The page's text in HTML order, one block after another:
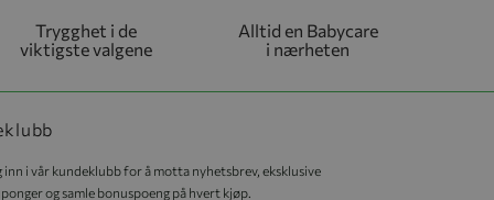
Trygghet i de
viktigste valgene
Alltid en Babycare
i nærheten
inn i vår kundeklubb for å motta nyhetsbrev, eksklusive
og samle bonuspoeng på hvert kjøp.